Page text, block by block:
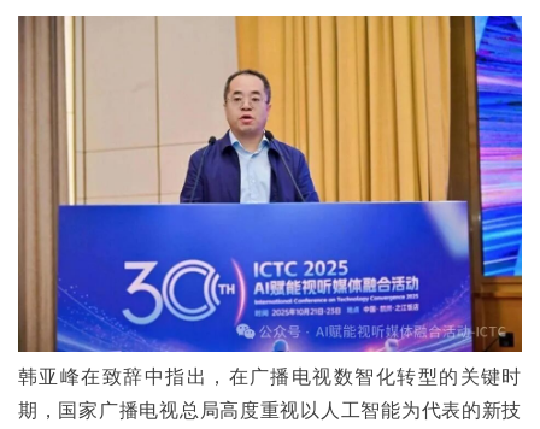
韩亚峰在致辞中指出，在广播电视数智化转型的关键时
期，国家广播电视总局高度重视以人工智能为代表的新技